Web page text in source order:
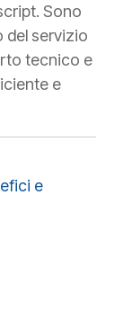
Sono
del servizio
tecnico e
e
e